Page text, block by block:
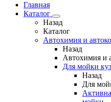
Главная
Каталог
Назад
Каталог
Автохимия и
Назад
Автохимия и
Для мойки
Назад
Для